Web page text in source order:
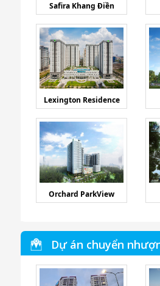
Safira Khang Điền
Lexington Residence
Orchard ParkView
Dự án chuyển